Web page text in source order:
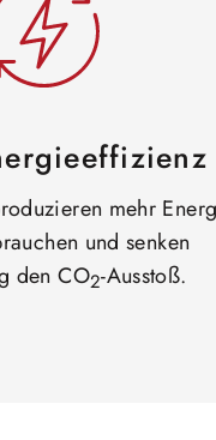
mehr
und senken
den CO2-Ausstoß.